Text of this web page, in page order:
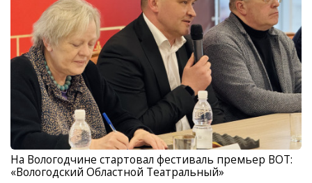
На Вологодчине стартовал фестиваль премьер ВОТ:
«Вологодский Областной Театральный»